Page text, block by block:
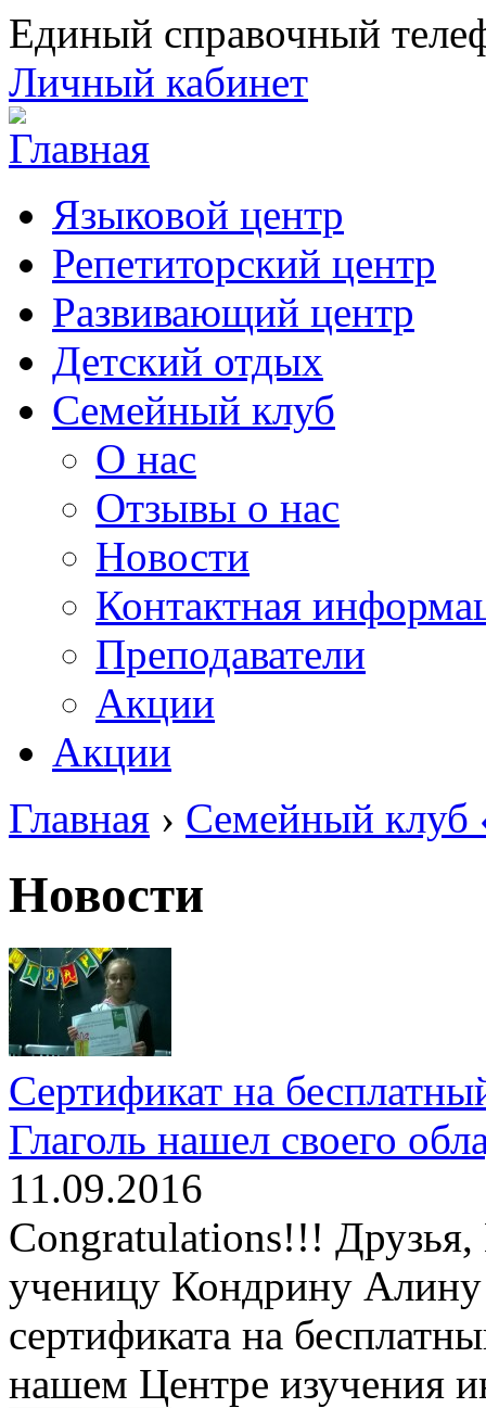
Единый справочный
Личный кабинет
Языковой центр
Репетиторский центр
Развивающий центр
Детский отдых
Семейный клуб
О нас
Отзывы о нас
Новости
Контактная
Преподаватели
Акции
Акции
Главная › Семейный
Новости
Сертификат на
Глаголь нашел своего
11.09.2016
Сongratulations!!! Друзья,
ученицу Кондрину
сертификата на
нашем Центре изучения